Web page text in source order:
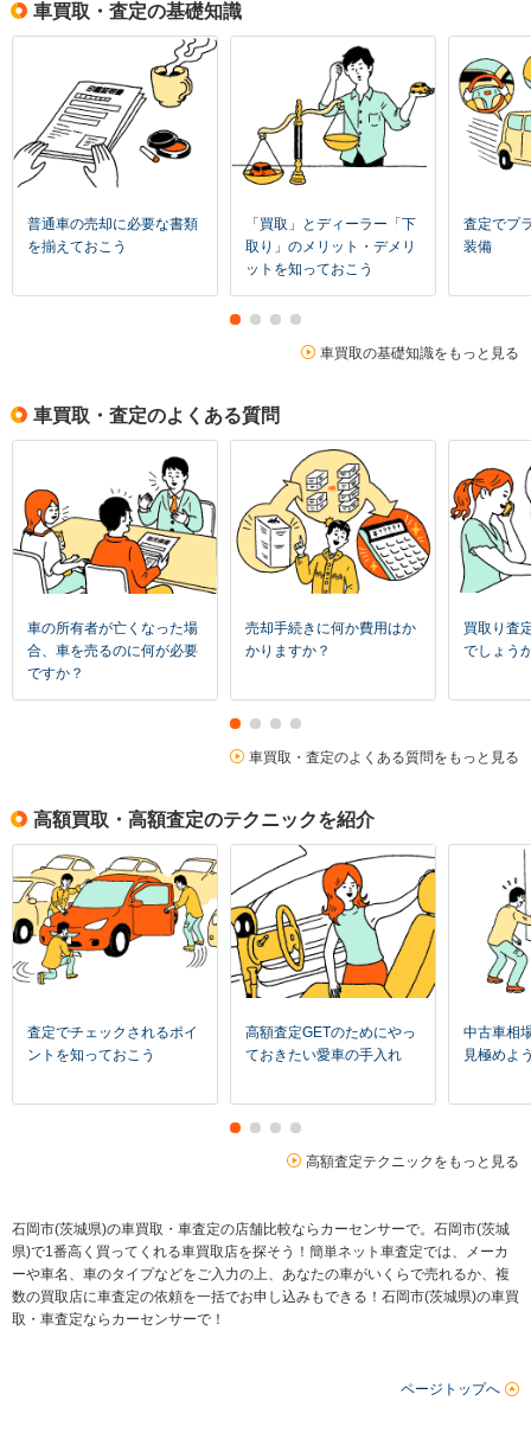
車買取・査定の基礎知識
普通車の売却に必要な書類
を揃えておこう
「買取」とディーラー「下
取り」のメリット・デメリ
ットを知っておこう
査定でプ
装備
車買取の基礎知識をもっと見る
車買取・査定のよくある質問
車の所有者が亡くなった場
合、車を売るのに何が必要
ですか？
売却手続きに何か費用はか
かりますか？
買取り査
でしょう
車買取・査定のよくある質問をもっと見る
高額買取・高額査定のテクニックを紹介
査定でチェックされるポイ
ントを知っておこう
高額査定GETのためにやっ
ておきたい愛車の手入れ
中古車相
見極めよ
高額査定テクニックをもっと見る
石岡市(茨城県)の車買取・車査定の店舗比較ならカーセンサーで。石岡市(茨城
県)で1番高く買ってくれる車買取店を探そう！簡単ネット車査定では、メーカ
ーや車名、車のタイプなどをご入力の上、あなたの車がいくらで売れるか、複
数の買取店に車査定の依頼を一括でお申し込みもできる！石岡市(茨城県)の車買
取・車査定ならカーセンサーで！
ページトップへ